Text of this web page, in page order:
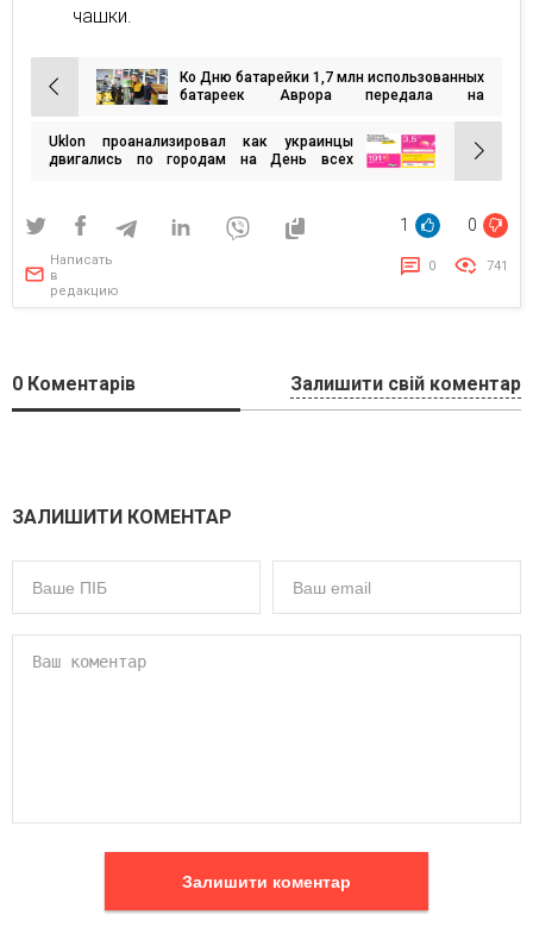
чашки.
Навигация
по
записям
Ко Дню батарейки 1,7 млн использованных
батареек Аврора передала на
Uklon проанализировал как украинцы
двигались по городам на День всех
1 0
Написать
в
редакцию
0 741
0 Коментарів Залишити свій коментар
ЗАЛИШИТИ КОМЕНТАР
Залишити коментар